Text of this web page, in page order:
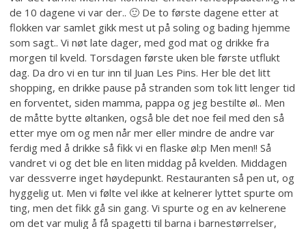
de 10 dagene vi var der.. 🙂 De to første dagene etter at
flokken var samlet gikk mest ut på soling og bading hjemme
som sagt.. Vi nøt late dager, med god mat og drikke fra
morgen til kveld. Torsdagen første uken ble første utflukt
dag. Da dro vi en tur inn til Juan Les Pins. Her ble det litt
shopping, en drikke pause på stranden som tok litt lenger tid
en forventet, siden mamma, pappa og jeg bestilte øl.. Men
de måtte bytte øltanken, også ble det noe feil med den så
etter mye om og men når mer eller mindre de andre var
ferdig med å drikke så fikk vi en flaske øl:p Men men!! Så
vandret vi og det ble en liten middag på kvelden. Middagen
var dessverre inget høydepunkt. Restauranten så pen ut, og
hyggelig ut. Men vi følte vel ikke at kelnerer lyttet spurte om
ting, men det fikk gå sin gang. Vi spurte og en av kelnerene
om det var mulig å få spagetti til barna i barnestørrelser,